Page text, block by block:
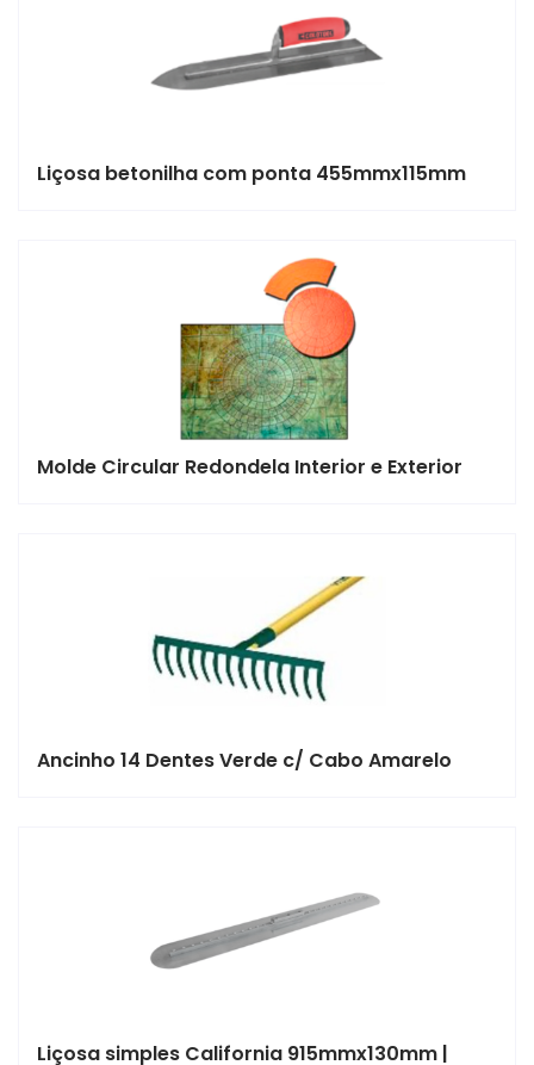
Liçosa betonilha com ponta 455mmx115mm
Molde Circular Redondela Interior e Exterior
Ancinho 14 Dentes Verde c/ Cabo Amarelo
Liçosa simples California 915mmx130mm |